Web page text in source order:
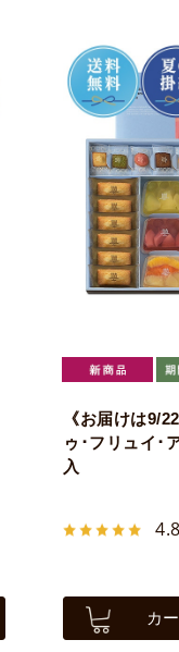
《お届けは9/
ゥ･フリュイ･
入
4.8
カ